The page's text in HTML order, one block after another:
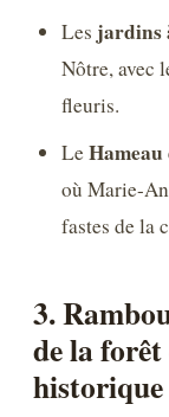
Les jardins
Nôtre, avec
fleuris.
LeHameau
où Marie-
fastes de la
3.
de la
historique